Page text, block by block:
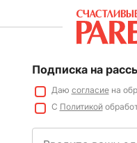
Подписка на
Даю согласиена
С Политикой